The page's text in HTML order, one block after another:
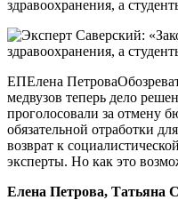
ЕПЕлена
медвузов теперь дело
проголосовали за отмену
обязательной отработки
возврат к
эксперты. Но как это
Елена Петрова, Татьяна